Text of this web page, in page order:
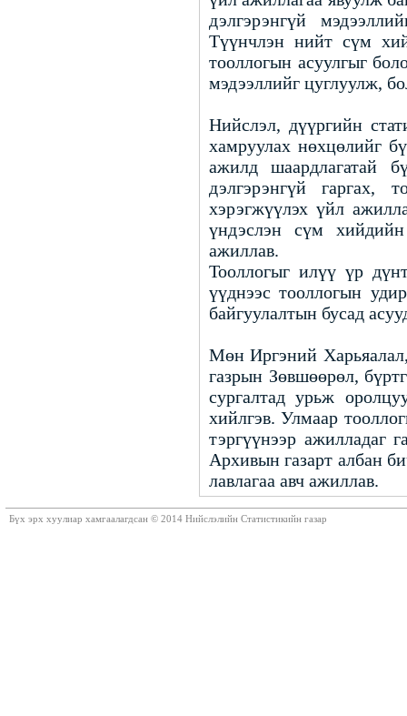
дэлгэрэнгүй
Түүнчлэн нийт сүм
тооллогын асуулгыг
мэдээллийг цуглуулж,
Нийслэл, дүүргийн
хамруулах нөхцөлийг
ажилд шаардлагатай
дэлгэрэнгүй гаргах,
хэрэгжүүлэх үйл
үндэслэн сүм
ажиллав.
Тооллогыг илүү үр
үүднээс тооллогын
байгуулалтын бусад
Мөн Иргэний
газрын Зөвшөөрөл,
сургалтад урьж
хийлгэв. Улмаар
тэргүүнээр ажилладаг
Архивын газарт албан
лавлагаа авч ажиллав.
Бүх эрх хуулиар хамгаалагдсан © 2014 Нийслэлийн Статистикийн газар